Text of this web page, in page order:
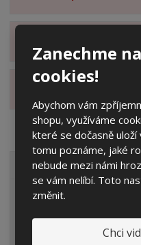
Zanechme
cookies!
Abychom vám
shopu, využíváme
které se dočasně uloží
tomu poznáme, jaké
nebude mezi námi
se vám nelíbí. Toto
změnit.
Chci
VŠECHNY KATEGORIE
Elektroměrové rozvaděče
Prázdné skříně